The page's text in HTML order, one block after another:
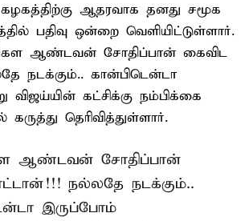
ஆதரவாக தனது சமூக
பதிவு ஒன்றை வெளியிட்டுள்ளார்.
ஆண்டவன் சோதிப்பான் கைவிட
நடக்கும்.. கான்பிடென்டா
விஜய்யின் கட்சிக்கு நம்பிக்கை
தெரிவித்துள்ளார்.
ஆண்டவன் சோதிப்பான்
நல்லதே நடக்கும்..
இருப்போம்